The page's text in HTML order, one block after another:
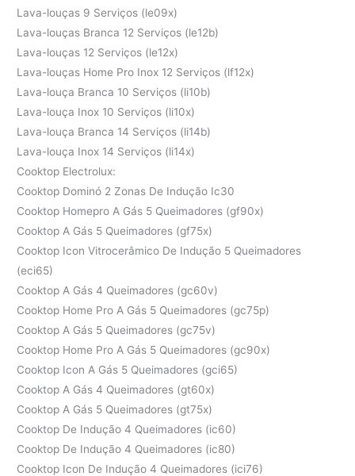
Lava-louças 9 Serviços (le09x)
Lava-louças Branca 12 Serviços (le12b)
Lava-louças 12 Serviços (le12x)
Lava-louças Home Pro Inox 12 Serviços (lf12x)
Lava-louça Branca 10 Serviços (li10b)
Lava-louça Inox 10 Serviços (li10x)
Lava-louça Branca 14 Serviços (li14b)
Lava-louça Inox 14 Serviços (li14x)
Cooktop Electrolux:
Cooktop Dominó 2 Zonas De Indução Ic30
Cooktop Homepro A Gás 5 Queimadores (gf90x)
Cooktop A Gás 5 Queimadores (gf75x)
Cooktop Icon Vitrocerâmico De Indução 5 Queimadores
(eci65)
Cooktop A Gás 4 Queimadores (gc60v)
Cooktop Home Pro A Gás 5 Queimadores (gc75p)
Cooktop A Gás 5 Queimadores (gc75v)
Cooktop Home Pro A Gás 5 Queimadores (gc90x)
Cooktop Icon A Gás 5 Queimadores (gci65)
Cooktop A Gás 4 Queimadores (gt60x)
Cooktop A Gás 5 Queimadores (gt75x)
Cooktop De Indução 4 Queimadores (ic60)
Cooktop De Indução 4 Queimadores (ic80)
Cooktop Icon De Indução 4 Queimadores (ici76)